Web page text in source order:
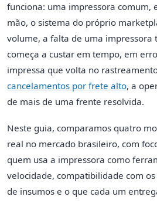
funciona: uma impressora comum,
mão, o sistema do próprio
volume, a falta de uma impressora
começa a custar em tempo, em
impressa que volta no
cancelamentos por frete alto, a
de mais de uma frente resolvida.
Neste guia, comparamos quatro
real no mercado brasileiro, com
quem usa a impressora como
velocidade, compatibilidade com
de insumos e o que cada um